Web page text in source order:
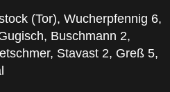
(Tor), Wucherpfennig 6,
Buschmann 2,
Stavast 2, Greß 5,